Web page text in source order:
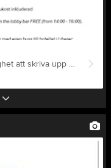
OBS! Resan är nu fullbokad! Finns möjlighet att skriva upp sig på reservlista. Se inbjudan för mer info. Inbjudan finns även i PDF-format under "Dokument" här på hemsidan.